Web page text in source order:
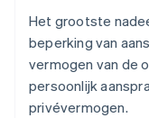
Het grootste
beperking van
vermogen van de
persoonlijk
privévermogen.